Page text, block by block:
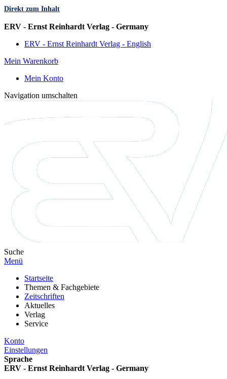
Direkt zum Inhalt
ERV - Ernst Reinhardt Verlag - Germany
ERV - Ernst Reinhardt Verlag - English
Mein Warenkorb
Mein Konto
Navigation umschalten
Suche
Menü
Startseite
Themen & Fachgebiete
Zeitschriften
Aktuelles
Verlag
Service
Konto
Einstellungen
Sprache
ERV - Ernst Reinhardt Verlag - Germany